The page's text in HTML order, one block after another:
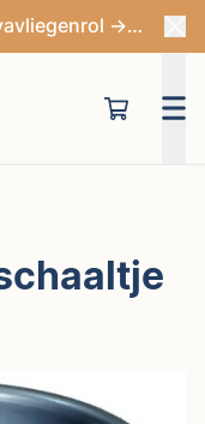
-> €204,95